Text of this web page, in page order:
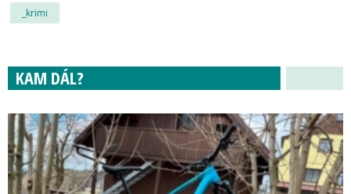
_krimi
KAM DÁL?